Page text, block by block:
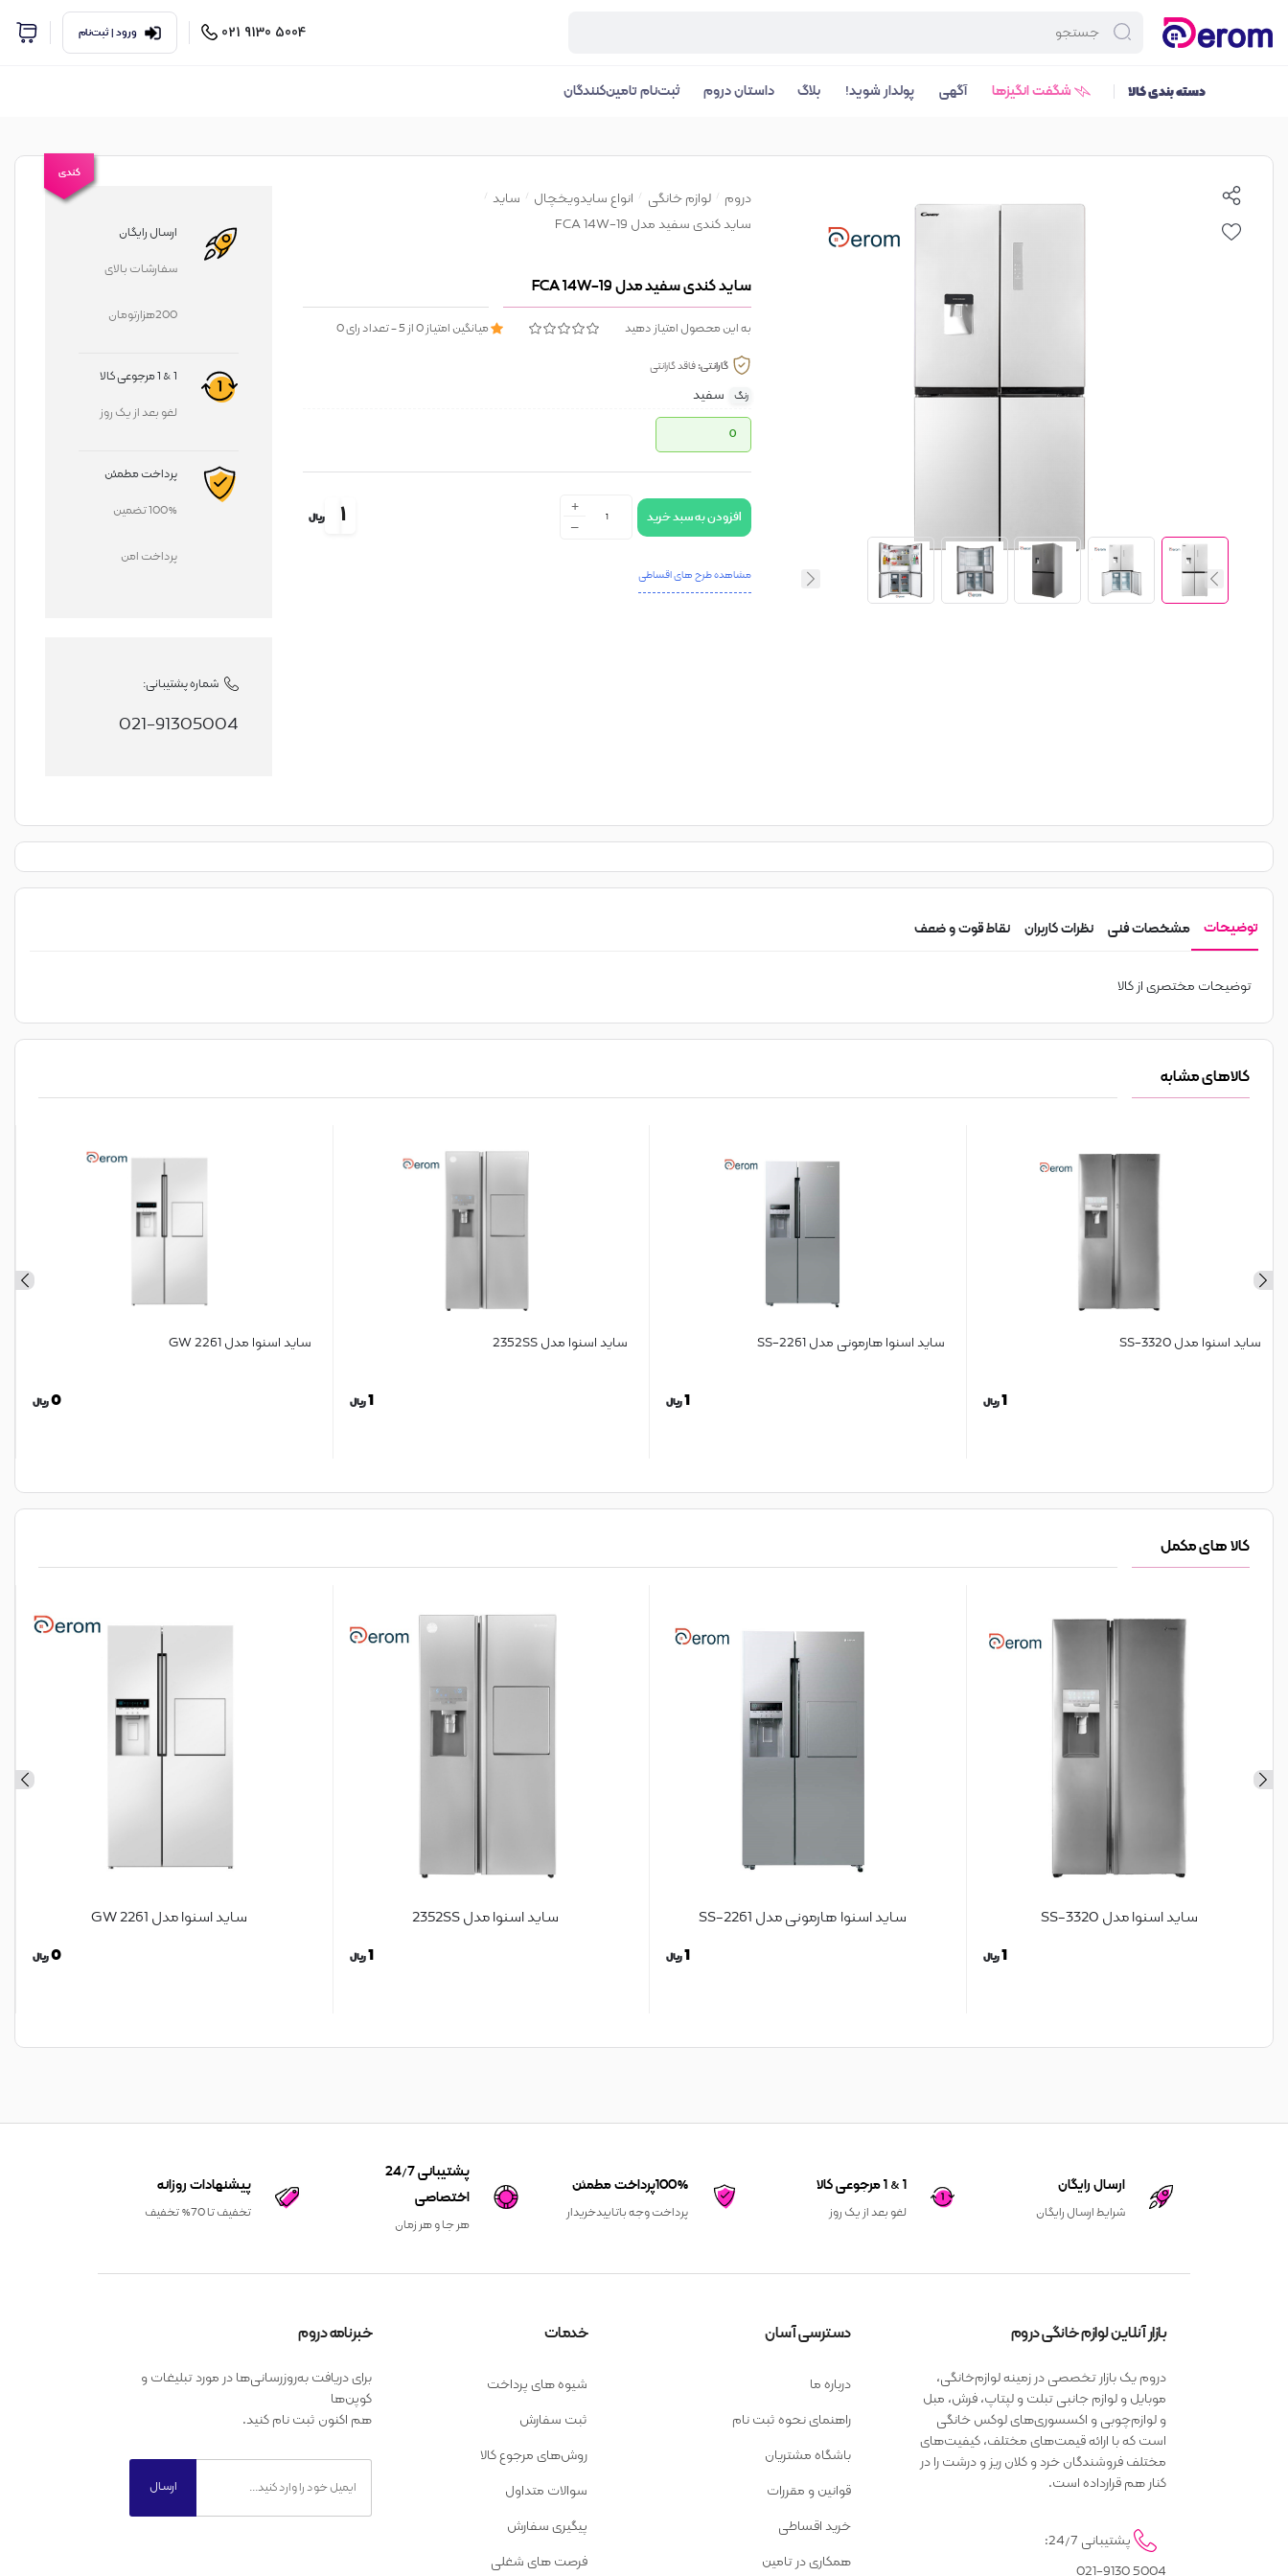
5004 9130 021 ورود | ثبت‌نام
دسته بندی کالا شگفت انگیزها آگهی پولدار شوید! بلاگ داستان دروم ثبت‌نام تامین‌کنندگان
کندی
دروم لوازم خانگی انواع سایدویخچال
ساید
ساید کندی سفید مدل FCA 14W-19
ساید کندی سفید مدل FCA 14W-19
به این محصول امتیاز دهید میانگین امتیاز0از5- تعداد رای0
گارانتی:فاقد گارانتی
رنگ
سفید
0
+
- افزودن به سبد خرید 1 ریال
مشاهده طرح های اقساطی
ارسال رایگان
سفارشات بالای
200هزارتومان
1 & 1 مرجوعی کالا
لغو بعد از یک روز
پرداخت مطمئن
100% تضمین
پرداخت امن
شماره پشتیبانی:
021-91305004
توضیحات مشخصات فنی نظرات کاربران نقاط قوت و ضعف
توضیحات مختصری از کالا
کالاهای مشابه
ساید اسنوا مدل 3320-SS
1ریال
ساید اسنوا هارمونی مدل 2261-SS
1ریال
ساید اسنوا مدل 2352SS
1ریال
ساید اسنوا مدل 2261 GW
0ریال
کالا های مکمل
ساید اسنوا مدل 3320-SS
1ریال
ساید اسنوا هارمونی مدل 2261-SS
1ریال
ساید اسنوا مدل 2352SS
1ریال
ساید اسنوا مدل 2261 GW
0ریال
ارسال رایگان
شرایط ارسال رایگان
1 & 1 مرجوعی کالا
لغو بعد از یک روز
100%پرداخت مطمئن
پرداخت وجه باتاییدخریدار
پشتیبانی 24/7
اختصاصی
هر جا و هر زمان
پیشنهادات روزانه
تخفیف تا 70% تخفیف
بازار آنلاین لوازم خانگی دروم
دروم یک بازار تخصصی در زمینه لوازم‌خانگی،
موبایل و لوازم جانبی تبلت و لپتاپ، فرش، مبل
و لوازم‌چوبی و اکسسوری‌های لوکس خانگی
است که با ارائه قیمت‌های مختلف، کیفیت‌های
مختلف فروشندگان خرد و کلان ریز و درشت را در
کنار هم قرارداده است.
پشتیبانی 24/7:
5004 021-9130
دسترسی آسان
درباره ما
راهنمای نحوه ثبت نام
باشگاه مشتریان
قوانین و مقررات
خرید اقساطی
همکاری در تامین
خدمات
شیوه های پرداخت
ثبت سفارش
روش‌های مرجوع کالا
سوالات متداول
پیگیری سفارش
فرصت های شغلی
خبرنامه دروم
برای دریافت به‌روزرسانی‌ها در مورد تبلیغات و
کوپن‌ها
هم اکنون ثبت نام کنید.